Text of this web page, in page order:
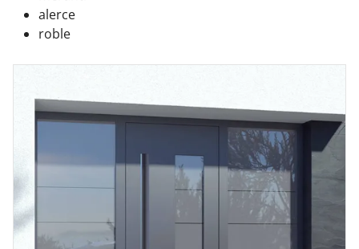
alerce
roble